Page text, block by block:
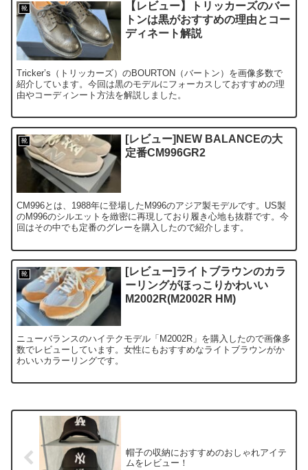
靴
【レビュー】トリッカーズのバー
トンは黒がおすすめの理由とコー
ディネート解説
Tricker’s（トリッカーズ）のBOURTON（バートン）を画像多数で
紹介しています。今回は黒のモデルにフォーカスしておすすめの理
由やコーディンート方法を解説しました。
靴
[レビュー]NEW BALANCEの大
定番CM996GR2
CM996とは、1988年に登場したM996のアジア製モデルです。US製
のM996のシルエットを緻密に再現しており履き心地も抜群です。今
回はその中でも定番のグレーを購入したので紹介します。
靴
[レビュー]ライトブラウンのカラ
ーリングがほっこりかわいい
M2002R(M2002R HM)
ニューバランスのハイテクモデル「M2002R」を購入したので画像多
数でレビューしています。女性にもおすすめなライトブラウンがか
わいいカラーリングです。
帽子の収納におすすめのおしゃれアイテ
ムをレビュー！